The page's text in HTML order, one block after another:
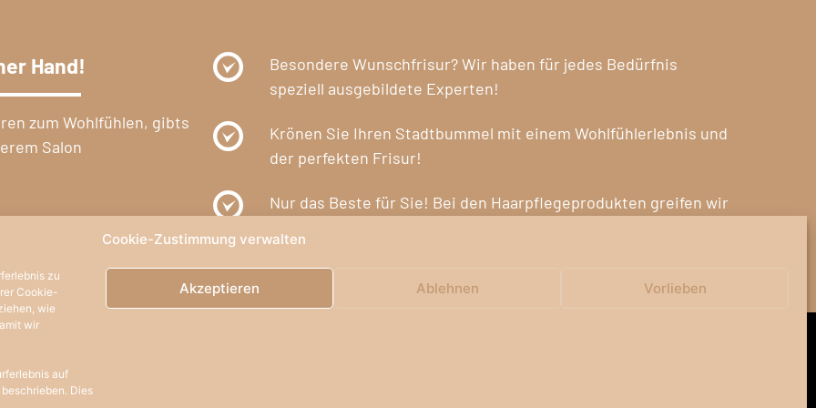
Cookie-Zustimmung verwalten
zu
Cookie-
wie
wir
auf
Dies
Akzeptieren Ablehnen Vorlieben
Hand!
zum Wohlfühlen, gibts
Salon
Besondere Wunschfrisur? Wir haben für jedes Bedürfnis
speziell ausgebildete Experten!
Krönen Sie Ihren Stadtbummel mit einem Wohlfühlerlebnis und
der perfekten Frisur!
Nur das Beste für Sie! Bei den Haarpflegeprodukten greifen wir
Navigation